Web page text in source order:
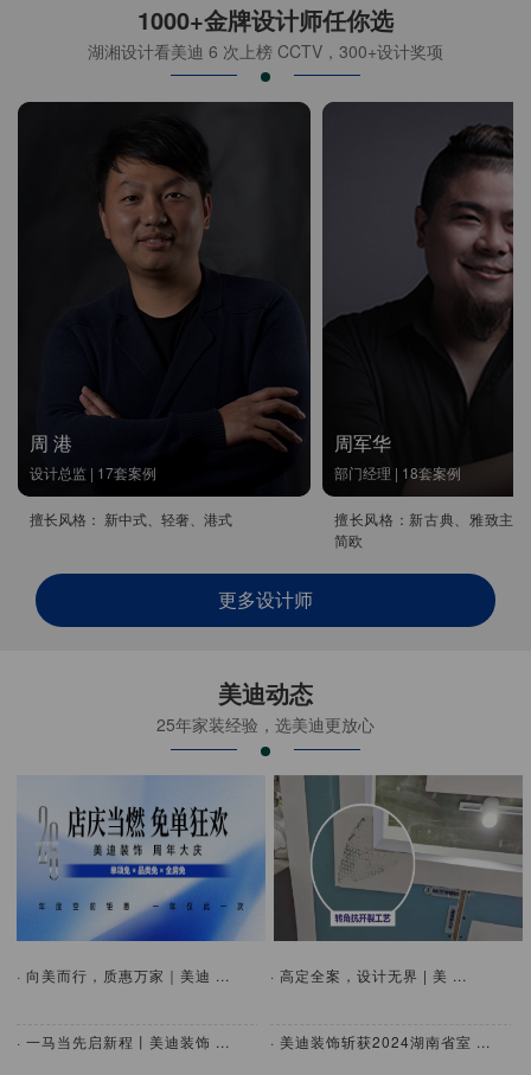
1000+金牌设计师任你选
湖湘设计看美迪 6 次上榜 CCTV，300+设计奖项
周 港
设计总监 | 17套案例
擅长风格： 新中式、轻奢、港式
周军华
部门经理 | 18套案例
擅长风格：新古典、雅致主
简欧
更多设计师
美迪动态
25年家装经验，选美迪更放心
· 向美而行，质惠万家｜美迪 ...
· 一马当先启新程丨美迪装饰 ...
· 高定全案，设计无界 | 美 ...
· 美迪装饰斩获2024湖南省室 ...